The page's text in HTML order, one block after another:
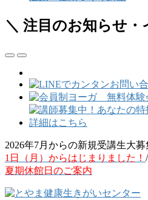
＼ 注目のお知らせ・
2026年7月からの新規受講生大募
1日（月）からはじまりました！ /
夏期休館日のご案内